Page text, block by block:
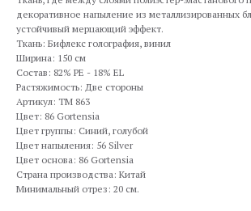
декоративное напыление из металлизированных
устойчивый мерцающий эффект.
Ткань: Бифлекс голография, винил
Ширина: 150 см
Состав: 82% PE - 18% EL
Растяжимость: Две стороны
Артикул: TM 863
Цвет: 86 Gortensia
Цвет группы: Синий, голубой
Цвет напыления: 56 Silver
Цвет основа: 86 Gortensia
Страна производства: Китай
Минимальный отрез: 20 см.